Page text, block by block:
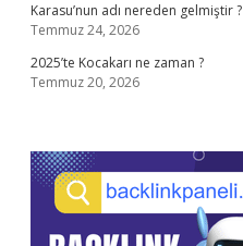
Karasu’nun adı nereden gelmiştir ?
Temmuz 24, 2026
2025’te Kocakarı ne zaman ?
Temmuz 20, 2026